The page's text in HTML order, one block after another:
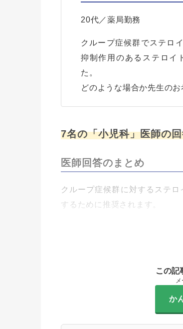
20代／薬局勤務
クループ症候群でステロ
抑制作用のあるステロイ
た。
どのような場合か先生の
7名の「小児科」医師の
医師回答のまとめ
クループ症候群に対するステ
するために推奨されます。
この記
か